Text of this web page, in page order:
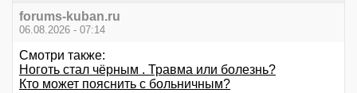
forums-kuban.ru
06.08.2026 - 07:14
Смотри также:
Ноготь стал чёрным . Травма или болезнь?
Кто может пояснить с больничным?